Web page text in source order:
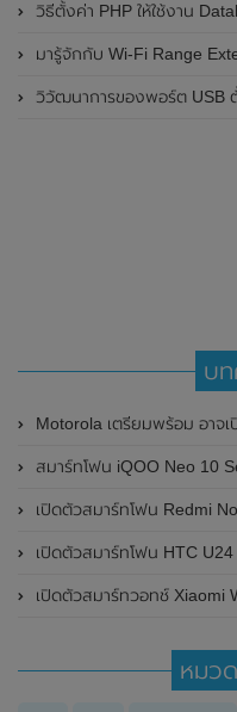
วิธีตั้งค่า PHP ให้ใช้งาน
มารู้จักกับ Wi-Fi Range
วิวัฒนาการของพอร์ต USB ตั้งแต่
บ
Motorola เตรียมพร้อม อาจเปิดตัว
สมาร์ทโฟน iQOO Neo 10 Series อาจม
เปิดตัวสมาร์ทโฟน Redmi Note 13 Series อ
เปิดตัวสมาร์ทโฟน HTC U24 Pro อย่างเป็นทางการแล้วในไต้หวัน มาพร้อมชิป
เปิดตัวสมาร์ทวอทช์ Xiaomi Watch S1 Pro เวอร์
หมว